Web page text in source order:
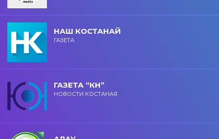
НАШ КОСТАНАЙ
ГАЗЕТА
ГАЗЕТА “КН”
НОВОСТИ КОСТАНАЯ